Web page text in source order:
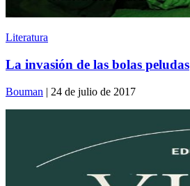
Literatura
La invasión de las bolas peludas
Bouman | 24 de julio de 2017